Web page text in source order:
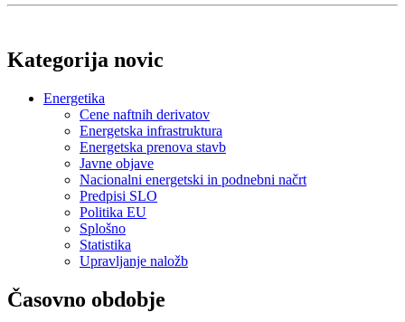
Kategorija novic
Energetika
Cene naftnih derivatov
Energetska infrastruktura
Energetska prenova stavb
Javne objave
Nacionalni energetski in podnebni načrt
Predpisi SLO
Politika EU
Splošno
Statistika
Upravljanje naložb
Časovno obdobje